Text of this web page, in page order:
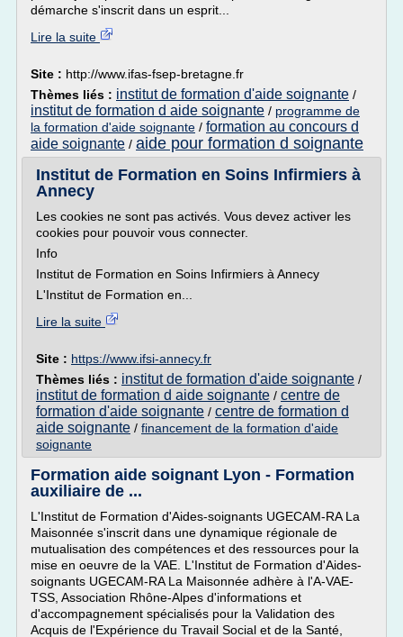
démarche s'inscrit dans un esprit...
Lire la suite
Site : http://www.ifas-fsep-bretagne.fr
Thèmes liés : institut de formation d'aide soignante /
institut de formation d aide soignante / programme de
la formation d'aide soignante / formation au concours d
aide soignante / aide pour formation d soignante
Institut de Formation en Soins Infirmiers à
Annecy
Les cookies ne sont pas activés. Vous devez activer les
cookies pour pouvoir vous connecter.
Info
Institut de Formation en Soins Infirmiers à Annecy
L'Institut de Formation en...
Lire la suite
Site : https://www.ifsi-annecy.fr
Thèmes liés : institut de formation d'aide soignante /
institut de formation d aide soignante / centre de
formation d'aide soignante / centre de formation d
aide soignante / financement de la formation d'aide
soignante
Formation aide soignant Lyon - Formation
auxiliaire de ...
L'Institut de Formation d'Aides-soignants UGECAM-RA La
Maisonnée s'inscrit dans une dynamique régionale de
mutualisation des compétences et des ressources pour la
mise en oeuvre de la VAE. L'Institut de Formation d'Aides-
soignants UGECAM-RA La Maisonnée adhère à l'A-VAE-
TSS, Association Rhône-Alpes d'informations et
d'accompagnement spécialisés pour la Validation des
Acquis de l'Expérience du Travail Social et de la Santé,